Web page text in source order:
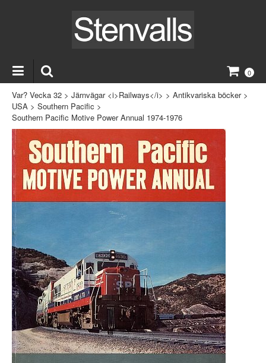
0
Var? Vecka 32 > Järnvägar <i>Railways</i> > Antikvariska böcker>
USA > Southern Pacific >
Southern Pacific Motive Power Annual 1974-1976